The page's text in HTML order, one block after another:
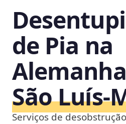
de Pia na
São
Serviços de